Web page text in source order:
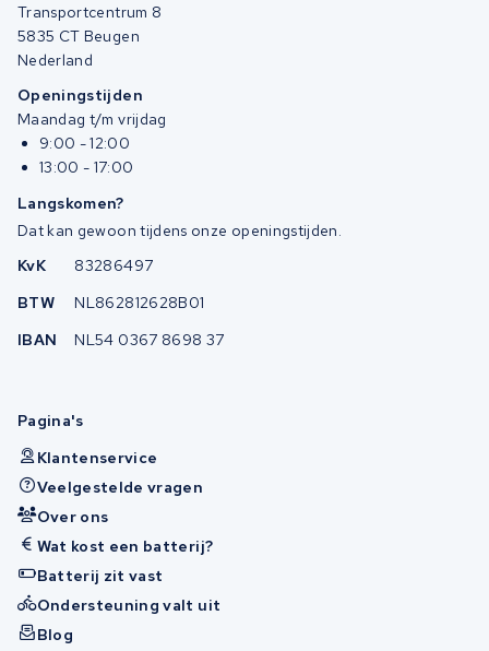
Transportcentrum 8
5835 CT Beugen
Nederland
Openingstijden
Maandag t/m vrijdag
9:00 - 12:00
13:00 - 17:00
Langskomen?
Dat kan gewoon tijdens onze openingstijden.
KvK
83286497
BTW
NL862812628B01
IBAN
NL54 0367 8698 37
Pagina's
Klantenservice
Veelgestelde vragen
Over ons
Wat kost een batterij?
Batterij zit vast
Ondersteuning valt uit
Blog